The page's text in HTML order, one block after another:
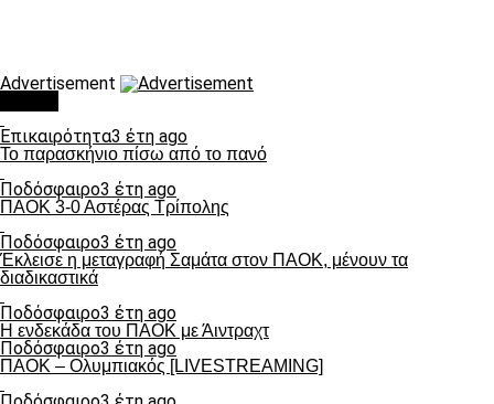
Advertisement
Επικαιρότητα3 έτη ago
Το παρασκήνιο πίσω από το πανό
Ποδόσφαιρο3 έτη ago
ΠΑΟΚ 3-0 Αστέρας Τρίπολης
Ποδόσφαιρο3 έτη ago
Έκλεισε η μεταγραφή Σαμάτα στον ΠΑΟΚ, μένουν τα
διαδικαστικά
Ποδόσφαιρο3 έτη ago
Η ενδεκάδα του ΠΑΟΚ με Άιντραχτ
Ποδόσφαιρο3 έτη ago
ΠΑΟΚ – Ολυμπιακός [LIVESTREAMING]